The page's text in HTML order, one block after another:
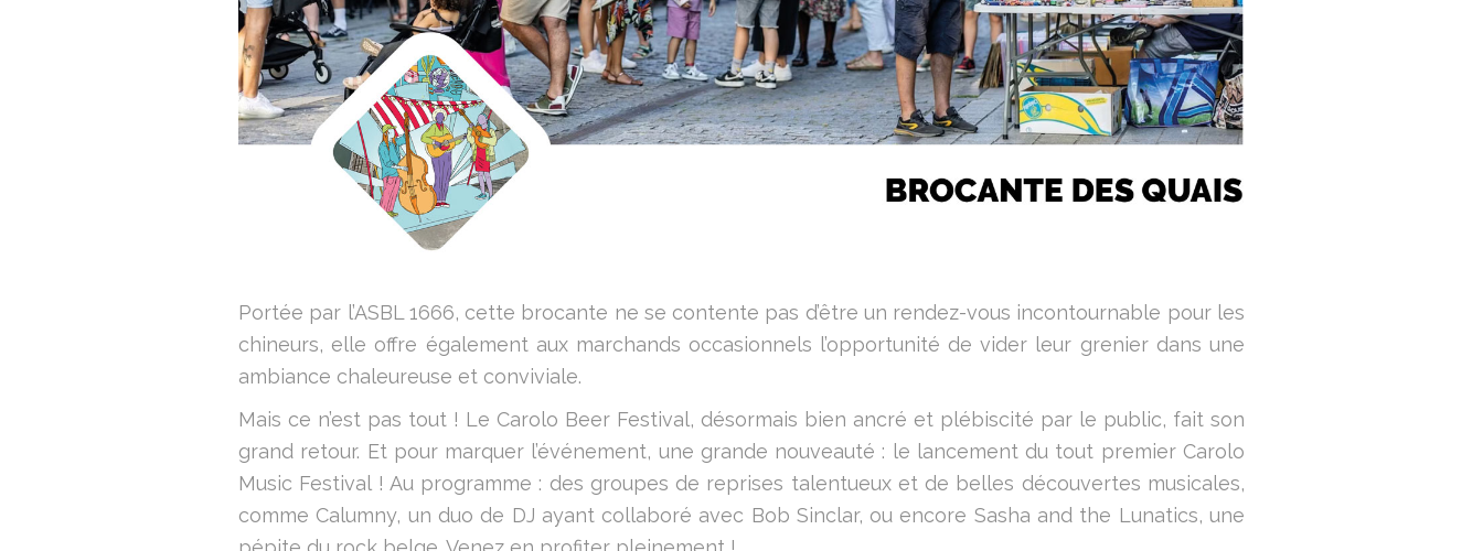
Portée par l’ASBL 1666, cette brocante ne se contente pas d’être un rendez-vous incontournable pour les
chineurs, elle offre également aux marchands occasionnels l’opportunité de vider leur grenier dans une
ambiance chaleureuse et conviviale.
Mais ce n’est pas tout ! Le Carolo Beer Festival, désormais bien ancré et plébiscité par le public, fait son
grand retour. Et pour marquer l’événement, une grande nouveauté : le lancement du tout premier Carolo
Music Festival ! Au programme : des groupes de reprises talentueux et de belles découvertes musicales,
comme Calumny, un duo de DJ ayant collaboré avec Bob Sinclar, ou encore Sasha and the Lunatics, une